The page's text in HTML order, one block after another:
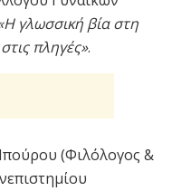
γλωσσική βία στη
πληγές».
(Φιλόλογος &